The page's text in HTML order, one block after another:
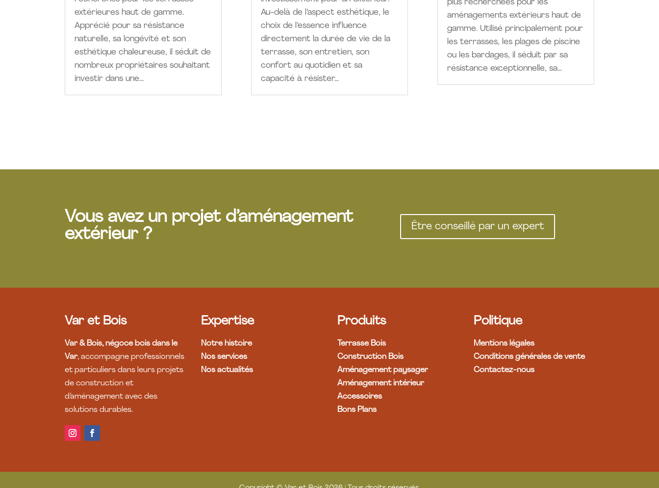
extérieures haut de gamme.
Apprécié pour sa résistance
naturelle, sa longévité et son
esthétique chaleureuse, il séduit de
nombreux propriétaires souhaitant
investir dans une...
Au-delà de l’aspect esthétique, le
choix de l’essence influence
directement la durée de vie de la
terrasse, son entretien, son
confort au quotidien et sa
capacité à résister...
plus recherchées pour les
aménagements extérieurs haut de
gamme. Utilisé principalement pour
les terrasses, les plages de piscine
ou les bardages, il séduit par sa
résistance exceptionnelle, sa...
Vous avez un projet d’aménagement
extérieur ?
Être conseillé par un expert
Var et Bois
Var & Bois, négoce bois dans le
Var, accompagne professionnels
et particuliers dans leurs projets
de construction et
d’aménagement avec des
solutions durables.
Expertise
Notre histoire
Nos services
Nos actualités
Produits
Terrasse Bois
Construction Bois
Aménagement paysager
Aménagement intérieur
Accessoires
Bons Plans
Politique
Mentions légales
Conditions générales de vente
Contactez-nous